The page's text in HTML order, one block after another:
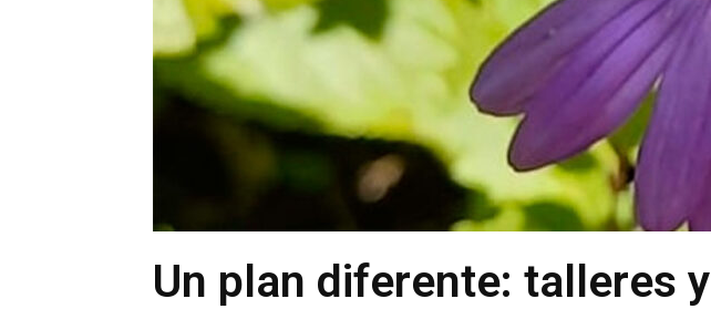
Un plan diferente: talleres y